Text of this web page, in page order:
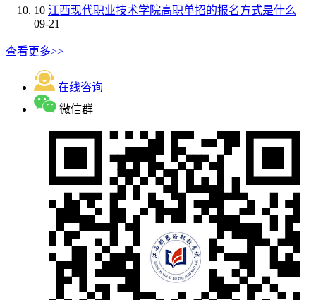
10 江西现代职业技术学院高职单招的报名方式是什么
09-21
查看更多>>
在线咨询
微信群